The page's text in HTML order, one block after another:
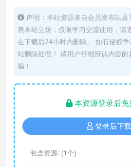
声明：本站资源来自会员发布以
表本站立场，仅限学习交流使用，请
在下载后24小时内删除。 如有侵权
站删除处理！ 请用户仔细辨认内容
骗！
本资源登录后免
登录后下载
包含资源: (1个)